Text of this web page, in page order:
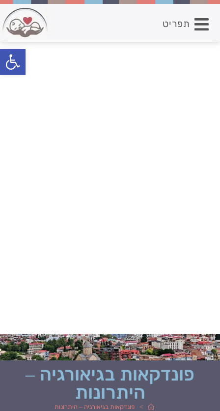
תפריט
פונדקאות בגיאורגיה –
היתרונות
> פונדקאות בגיאורגיה – היתרונות
פתח סרגל נגישות